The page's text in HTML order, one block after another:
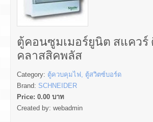
ตู้คอนซูมเมอร์ยูนิต สแควร์
คลาสสิคพลัส
Category: ตู้ควบคุมไฟ, ตู้สวิตซ์บอร์ด
Brand: SCHNEIDER
Price: 0.00 บาท
Created by: webadmin